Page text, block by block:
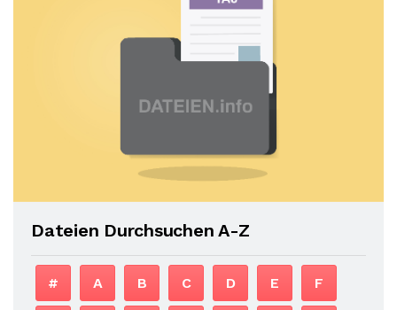
Dateien Durchsuchen A-Z
# A B C D E F